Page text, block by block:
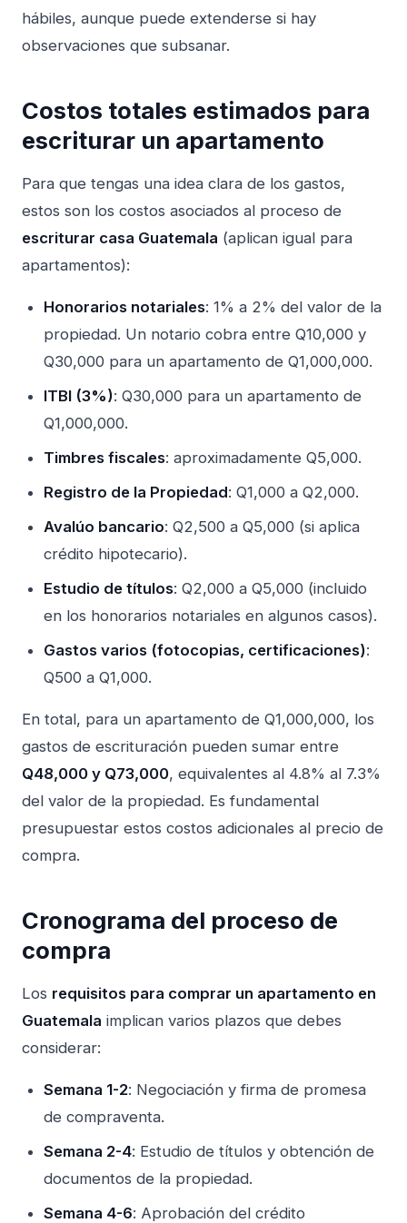
hábiles, aunque puede extenderse si hay
observaciones que subsanar.
Costos totales estimados para
escriturar un apartamento
Para que tengas una idea clara de los gastos,
estos son los costos asociados al proceso de
escriturar casa Guatemala (aplican igual para
apartamentos):
Honorarios notariales: 1% a 2% del valor de la
propiedad. Un notario cobra entre Q10,000 y
Q30,000 para un apartamento de Q1,000,000.
ITBI (3%): Q30,000 para un apartamento de
Q1,000,000.
Timbres fiscales: aproximadamente Q5,000.
Registro de la Propiedad: Q1,000 a Q2,000.
Avalúo bancario: Q2,500 a Q5,000 (si aplica
crédito hipotecario).
Estudio de títulos: Q2,000 a Q5,000 (incluido
en los honorarios notariales en algunos casos).
Gastos varios (fotocopias, certificaciones):
Q500 a Q1,000.
En total, para un apartamento de Q1,000,000, los
gastos de escrituración pueden sumar entre
Q48,000 y Q73,000, equivalentes al 4.8% al 7.3%
del valor de la propiedad. Es fundamental
presupuestar estos costos adicionales al precio de
compra.
Cronograma del proceso de
compra
Los requisitos para comprar un apartamento en
Guatemala implican varios plazos que debes
considerar:
Semana 1-2: Negociación y firma de promesa
de compraventa.
Semana 2-4: Estudio de títulos y obtención de
documentos de la propiedad.
Semana 4-6: Aprobación del crédito